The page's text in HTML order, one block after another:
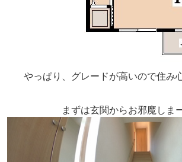
やっぱり、グレードが高いので住み
まずは玄関からお邪魔しま